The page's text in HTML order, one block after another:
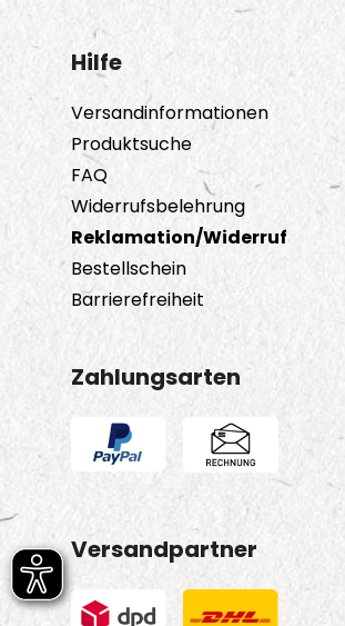
Hilfe
Versandinformationen
Produktsuche
FAQ
Widerrufsbelehrung
Reklamation/Widerruf
Bestellschein
Barrierefreiheit
Zahlungsarten
Versandpartner